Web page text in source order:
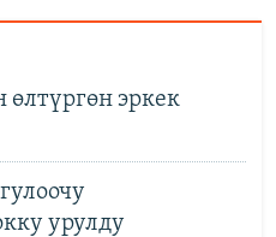
эркек
урулду